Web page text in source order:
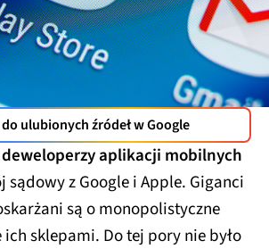
ulubionych źródeł w Google
deweloperzy aplikacji mobilnych
sądowy z Google i Apple. Giganci
są o monopolistyczne
ich sklepami. Do tej pory nie było